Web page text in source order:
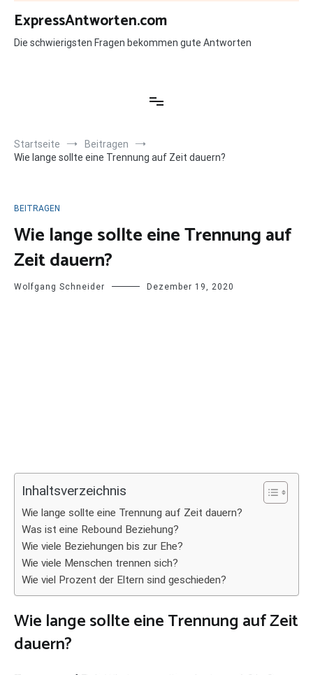
Zum
Inhalt
springen
ExpressAntworten.com
Die schwierigsten Fragen bekommen gute Antworten
Startseite
Beitragen
Wie lange sollte eine Trennung auf Zeit dauern?
BEITRAGEN
Wie lange sollte eine Trennung auf
Zeit dauern?
Wolfgang Schneider Dezember 19, 2020
Inhaltsverzeichnis
Wie lange sollte eine Trennung auf Zeit dauern?
Was ist eine Rebound Beziehung?
Wie viele Beziehungen bis zur Ehe?
Wie viele Menschen trennen sich?
Wie viel Prozent der Eltern sind geschieden?
Wie lange sollte eine Trennung auf Zeit
dauern?